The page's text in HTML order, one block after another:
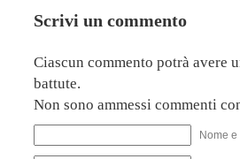
Scrivi un commento
Ciascun commento potrà avere
battute.
Non sono ammessi commenti
Nome